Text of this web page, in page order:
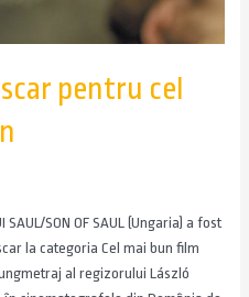
pentru cel
SON OF SAUL (Ungaria) a fost
la categoria Cel mai bun film
al regizorului László